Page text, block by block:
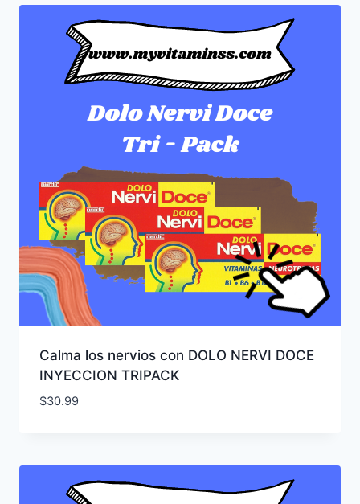
Calma los nervios con DOLO NERVI DOCE
INYECCION TRIPACK
$30.99